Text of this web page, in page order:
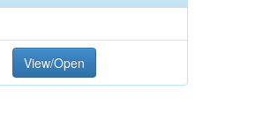
View/Open